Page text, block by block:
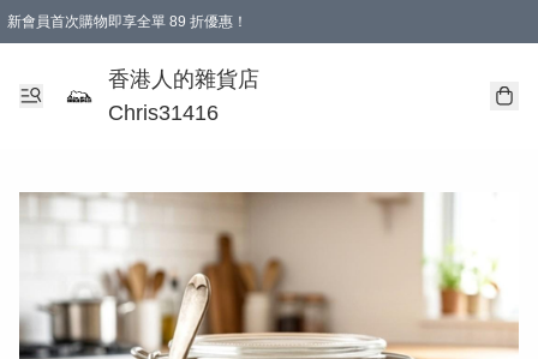
新會員首次購物即享全單 89 折優惠！
購物滿 HKD 499.00即享免運費優惠！（適用於 本地送貨、本地取貨 )
【滿 $300 專屬驚喜：無聲信物（最後一批）】
香港人的雜貨店
Chris31416